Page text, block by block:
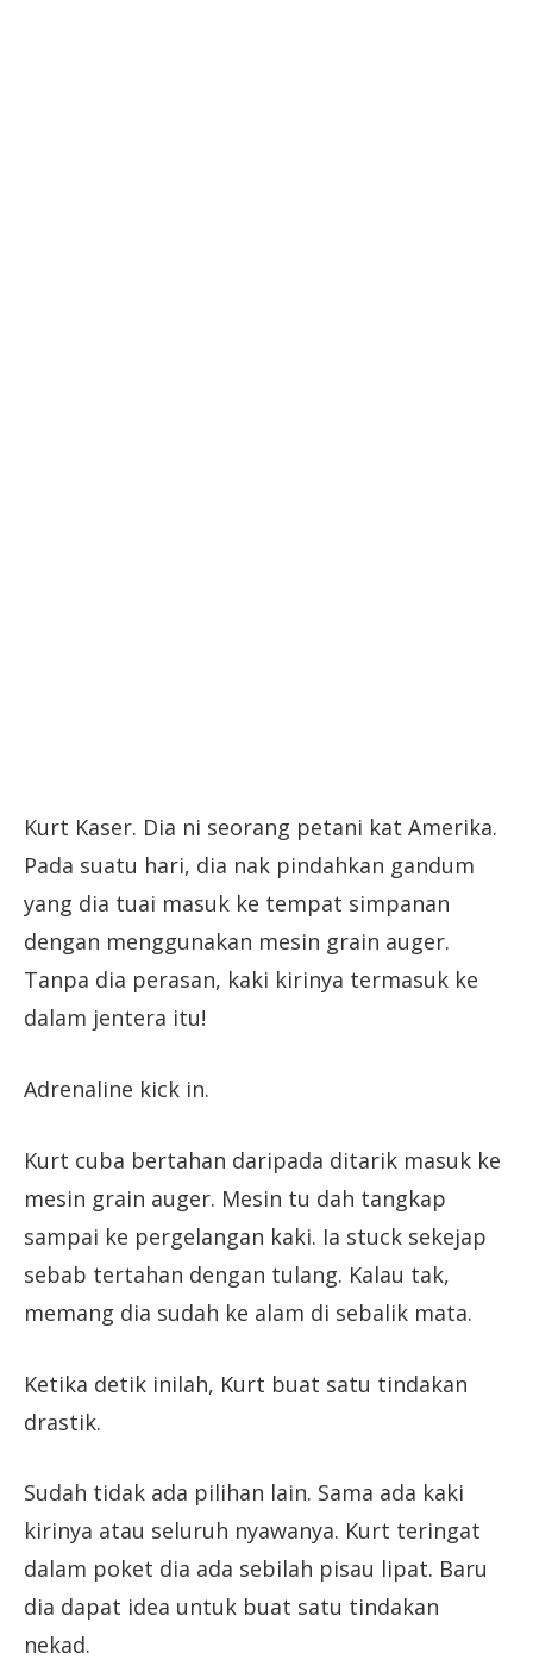
Kurt Kaser. Dia ni seorang petani kat Amerika.
Pada suatu hari, dia nak pindahkan gandum
yang dia tuai masuk ke tempat simpanan
dengan menggunakan mesin grain auger.
Tanpa dia perasan, kaki kirinya termasuk ke
dalam jentera itu!
Adrenaline kick in.
Kurt cuba bertahan daripada ditarik masuk ke
mesin grain auger. Mesin tu dah tangkap
sampai ke pergelangan kaki. Ia stuck sekejap
sebab tertahan dengan tulang. Kalau tak,
memang dia sudah ke alam di sebalik mata.
Ketika detik inilah, Kurt buat satu tindakan
drastik.
Sudah tidak ada pilihan lain. Sama ada kaki
kirinya atau seluruh nyawanya. Kurt teringat
dalam poket dia ada sebilah pisau lipat. Baru
dia dapat idea untuk buat satu tindakan
nekad.